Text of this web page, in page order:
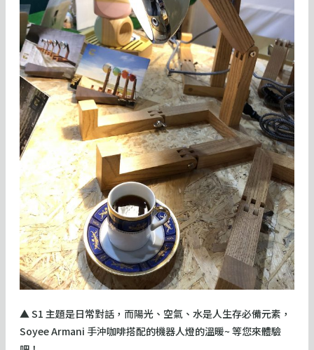
▲ S1 主題是日常對話，而陽光、空氣、水是人生存必備元素，
Soyee Armani 手沖咖啡搭配的機器人燈的溫暖~ 等您來體驗